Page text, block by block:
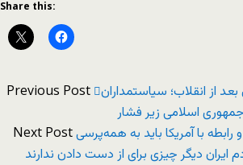
Share this:
Previous Post ۴۰ سال بعد از انقلاب؛ سیاستمداران
جمهوری اسلامی زیر فشار
Next Postبا آمریکا باید به همه‌پرسی
دیگر چیزی برای از دست دادن ندارند